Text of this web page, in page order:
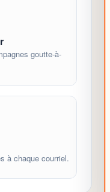
goutte-à-
à chaque courriel.